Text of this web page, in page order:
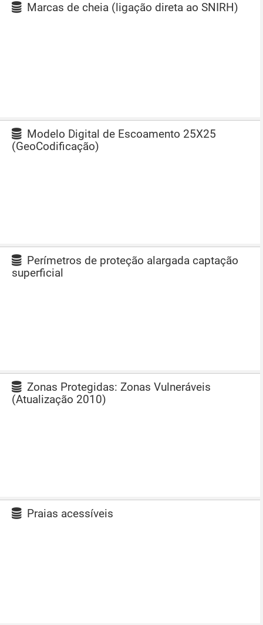
Marcas de cheia (ligação direta ao SNIRH)
Modelo Digital de Escoamento 25X25
(GeoCodificação)
Perímetros de proteção alargada captação
superficial
Zonas Protegidas: Zonas Vulneráveis
(Atualização 2010)
Praias acessíveis